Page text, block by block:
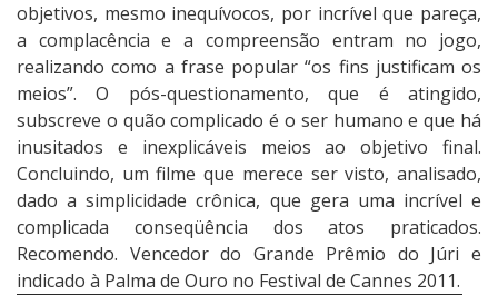
objetivos, mesmo inequívocos, por incrível que pareça,
a complacência e a compreensão entram no jogo,
realizando como a frase popular “os fins justificam os
meios”. O pós-questionamento, que é atingido,
subscreve o quão complicado é o ser humano e que há
inusitados e inexplicáveis meios ao objetivo final.
Concluindo, um filme que merece ser visto, analisado,
dado a simplicidade crônica, que gera uma incrível e
complicada conseqüência dos atos praticados.
Recomendo. Vencedor do Grande Prêmio do Júri e
indicado à Palma de Ouro no Festival de Cannes 2011.